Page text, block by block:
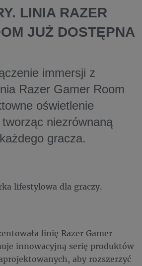
LINIA RAZER
JUŻ DOSTĘPNA
immersji z
Razer Gamer Room
oświetlenie
niezrównaną
gracza.
lifestylowa dla graczy.
linię Razer Gamer
innowacyjną serię produktów
aby rozszerzyć